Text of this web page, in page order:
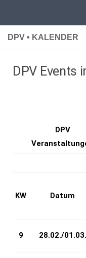
DPV • KALENDER
DPV Events
DPV
KW Datum
9 28.02./01.03.